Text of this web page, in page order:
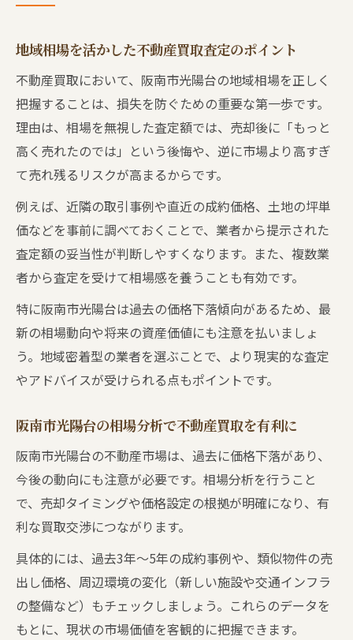
地域相場を活かした不動産買取査定のポイント
不動産買取において、阪南市光陽台の地域相場を正しく
把握することは、損失を防ぐための重要な第一歩です。
理由は、相場を無視した査定額では、売却後に「もっと
高く売れたのでは」という後悔や、逆に市場より高すぎ
て売れ残るリスクが高まるからです。
例えば、近隣の取引事例や直近の成約価格、土地の坪単
価などを事前に調べておくことで、業者から提示された
査定額の妥当性が判断しやすくなります。また、複数業
者から査定を受けて相場感を養うことも有効です。
特に阪南市光陽台は過去の価格下落傾向があるため、最
新の相場動向や将来の資産価値にも注意を払いましょ
う。地域密着型の業者を選ぶことで、より現実的な査定
やアドバイスが受けられる点もポイントです。
阪南市光陽台の相場分析で不動産買取を有利に
阪南市光陽台の不動産市場は、過去に価格下落があり、
今後の動向にも注意が必要です。相場分析を行うこと
で、売却タイミングや価格設定の根拠が明確になり、有
利な買取交渉につながります。
具体的には、過去3年〜5年の成約事例や、類似物件の売
出し価格、周辺環境の変化（新しい施設や交通インフラ
の整備など）もチェックしましょう。これらのデータを
もとに、現状の市場価値を客観的に把握できます。